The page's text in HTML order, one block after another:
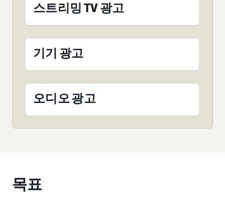
스트리밍 TV 광고
기기 광고
오디오 광고
목표